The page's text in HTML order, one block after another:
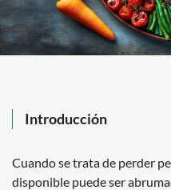
Introducción
Cuando se trata de perder
disponible puede ser